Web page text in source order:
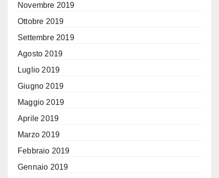
Novembre 2019
Ottobre 2019
Settembre 2019
Agosto 2019
Luglio 2019
Giugno 2019
Maggio 2019
Aprile 2019
Marzo 2019
Febbraio 2019
Gennaio 2019